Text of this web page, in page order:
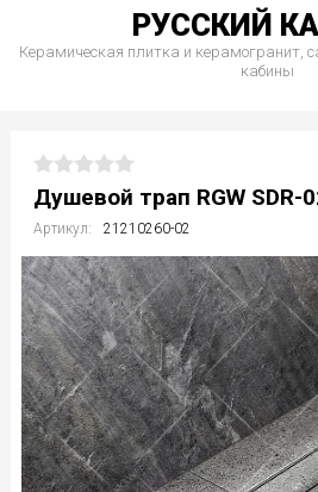
РУССКИЙ
Керамическая плитка и керамогранит,
кабины
Душевой трап RGW SDR-
Артикул: 21210260-02